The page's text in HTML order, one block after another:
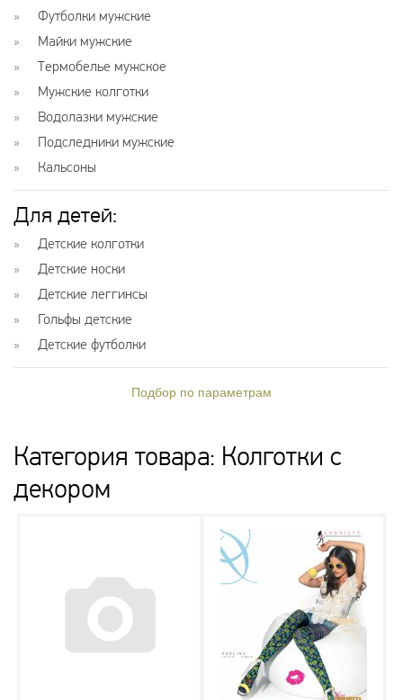
Футболки мужские
Майки мужские
Термобелье мужское
Мужские колготки
Водолазки мужские
Подследники мужские
Кальсоны
Для детей:
Детские колготки
Детские носки
Детские леггинсы
Гольфы детские
Детские футболки
Подбор по параметрам
Категория товара: Колготки с
декором